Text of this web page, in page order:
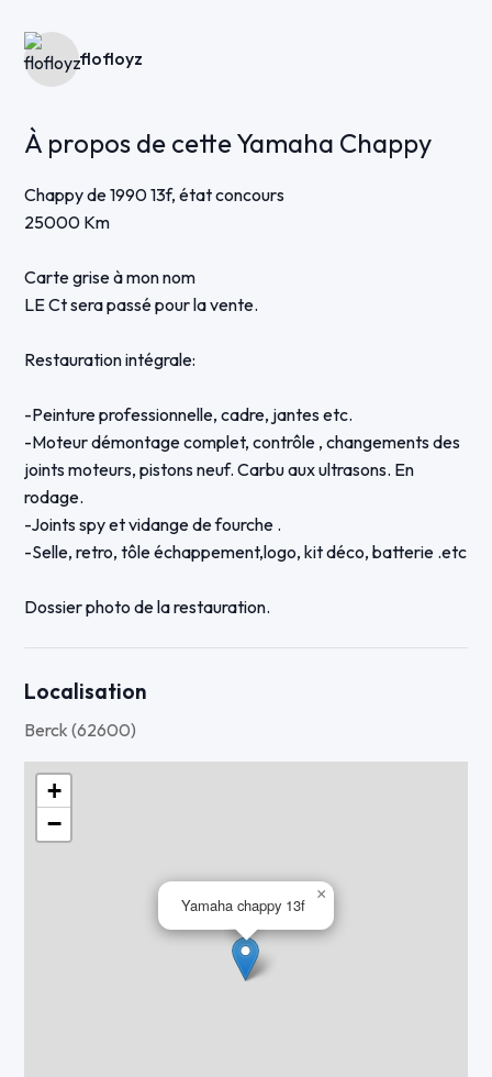
flofloyz
À propos de cette Yamaha Chappy
Chappy de 1990 13f, état concours
25000 Km
Carte grise à mon nom
LE Ct sera passé pour la vente.
Restauration intégrale:
-Peinture professionnelle, cadre, jantes etc.
-Moteur démontage complet, contrôle , changements des
joints moteurs, pistons neuf. Carbu aux ultrasons. En
rodage.
-Joints spy et vidange de fourche .
-Selle, retro, tôle échappement,logo, kit déco, batterie .etc
Dossier photo de la restauration.
Localisation
Berck (62600)
Yamaha chappy 13f
×
+
−